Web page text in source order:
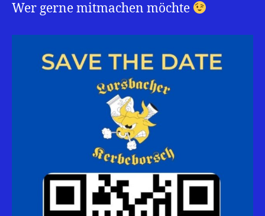
Wer gerne mitmachen möchte